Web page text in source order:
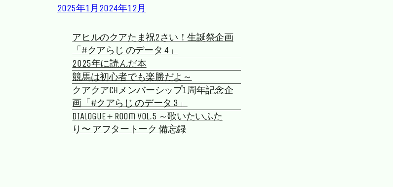
2025年1月 2024年12月
アヒルのクアたま祝2さい！生誕祭企画
「#クアらじ のデータ 4」
2025年に読んだ本
競馬は初心者でも楽勝だよ～
クアクアchメンバーシップ1周年記念企
画「#クアらじ のデータ 3」
DIALOGUE＋Room vol.5 ～歌いたいふた
り〜 アフタートーク 備忘録